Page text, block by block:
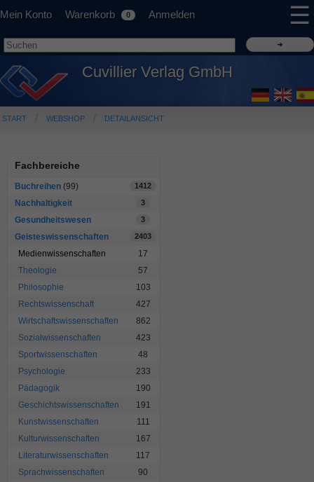
Mein Konto Warenkorb 0 Anmelden ☰
Cuvillier Verlag GmbH
START WEBSHOP DETAILANSICHT
Fachbereiche
Buchreihen (99) 1412
Nachhaltigkeit 3
Gesundheitswesen 3
Geisteswissenschaften 2403
Medienwissenschaften
17
Theologie
57
Philosophie
103
Rechtswissenschaft
427
Wirtschaftswissenschaften
862
Sozialwissenschaften
423
Sportwissenschaften
48
Psychologie
233
Pädagogik
190
Geschichtswissenschaften
191
Kunstwissenschaften
111
Kulturwissenschaften
167
Literaturwissenschaften
117
Sprachwissenschaften
90